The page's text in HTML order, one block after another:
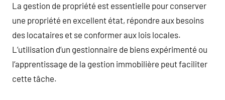
La gestion de propriété est essentielle pour conserver
une propriété en excellent état, répondre aux besoins
des locataires et se conformer aux lois locales.
L’utilisation d’un gestionnaire de biens expérimenté ou
l’apprentissage de la gestion immobilière peut faciliter
cette tâche.